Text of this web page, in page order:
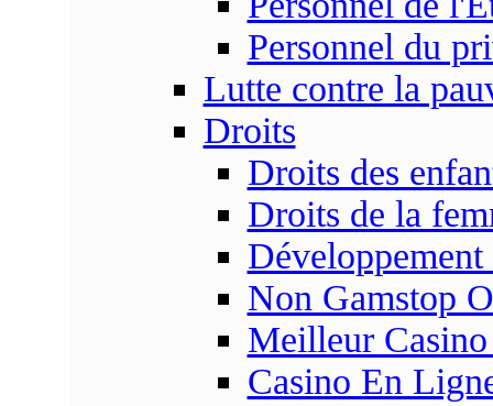
Personnel du
Lutte contre la
Droits
Droits des
Droits de la
Non Gamstop
Meilleur
Casino En